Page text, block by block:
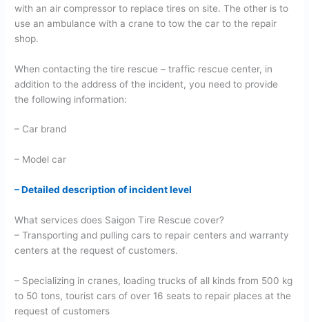
with an air compressor to replace tires on site. The other is to
use an ambulance with a crane to tow the car to the repair
shop.
When contacting the tire rescue – traffic rescue center, in
addition to the address of the incident, you need to provide
the following information:
– Car brand
– Model car
– Detailed description of incident level
What services does Saigon Tire Rescue cover?
– Transporting and pulling cars to repair centers and warranty
centers at the request of customers.
– Specializing in cranes, loading trucks of all kinds from 500 kg
to 50 tons, tourist cars of over 16 seats to repair places at the
request of customers